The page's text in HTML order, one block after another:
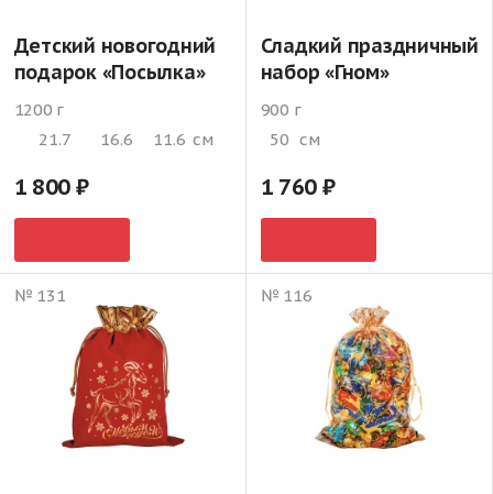
Детский новогодний
подарок «Посылка»
1200 г
21.7
16.6 11.6 см
1 800
Сладкий праздничный
набор «Гном»
900 г
50 см
1 760
№ 131 № 116